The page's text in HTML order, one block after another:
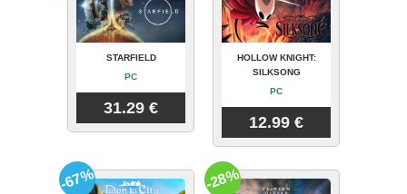
STARFIELD
PC
31.29 €
HOLLOW KNIGHT:
SILKSONG
PC
12.99 €
-67% -28%